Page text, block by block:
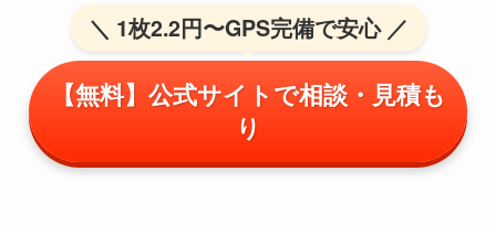
＼ 1枚2.2円〜GPS完備で安心 ／
【無料】公式サイトで相談・見積も
り